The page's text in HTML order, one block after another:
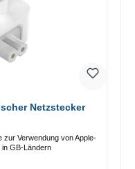
Netzstecker
zur Verwendung von Apple-
in GB-Ländern